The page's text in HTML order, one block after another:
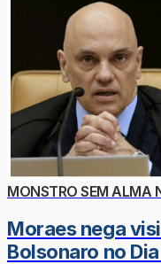
MONSTRO SEM ALMA
Moraes nega
Bolsonaro no